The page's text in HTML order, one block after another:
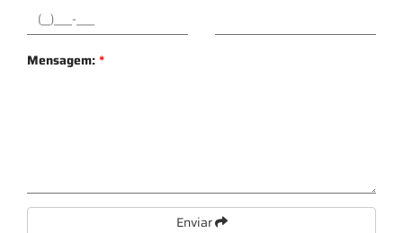
Mensagem:*
Enviar